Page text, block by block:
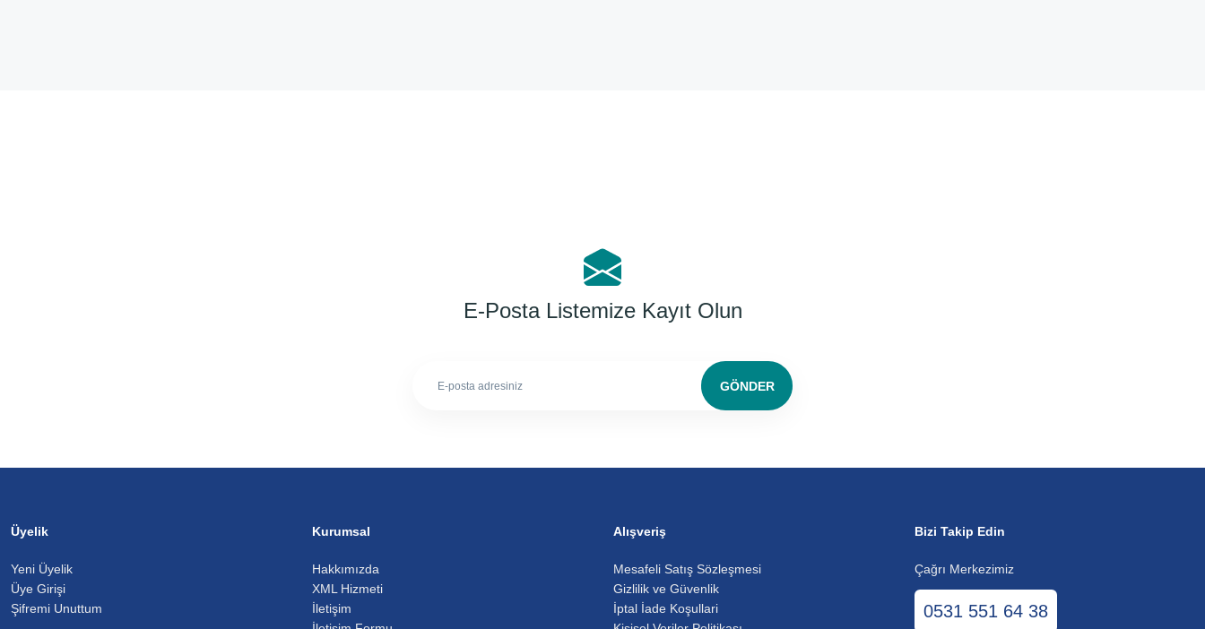
E-Posta Listemize Kayıt Olun
GÖNDER
Üyelik
Yeni Üyelik
Üye Girişi
Şifremi Unuttum
Kurumsal
Hakkımızda
XML Hizmeti
İletişim
Alışveriş
Mesafeli Satış Sözleşmesi
Gizlilik ve Güvenlik
İptal İade Koşullari
Bizi Takip Edin
Çağrı Merkezimiz
0531 551 64 38